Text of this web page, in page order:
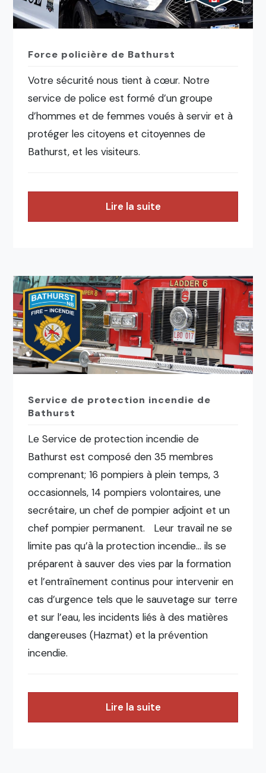
Force policière de Bathurst
Votre sécurité nous tient à cœur. Notre
service de police est formé d’un groupe
d’hommes et de femmes voués à servir et à
protéger les citoyens et citoyennes de
Bathurst, et les visiteurs.
Lire la suite
Service de protection incendie de
Bathurst
Le Service de protection incendie de
Bathurst est composé den 35 membres
comprenant; 16 pompiers à plein temps, 3
occasionnels, 14 pompiers volontaires, une
secrétaire, un chef de pompier adjoint et un
chef pompier permanent. Leur travail ne se
limite pas qu’à la protection incendie… ils se
préparent à sauver des vies par la formation
et l’entraînement continus pour intervenir en
cas d’urgence tels que le sauvetage sur terre
et sur l’eau, les incidents liés à des matières
dangereuses (Hazmat) et la prévention
incendie.
Lire la suite